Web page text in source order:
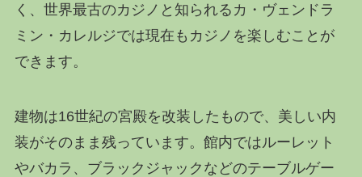
く、世界最古のカジノと知られるカ・ヴェンドラ
ミン・カレルジでは現在もカジノを楽しむことが
できます。
建物は16世紀の宮殿を改装したもので、美しい内
装がそのまま残っています。館内ではルーレット
やバカラ、ブラックジャックなどのテーブルゲー